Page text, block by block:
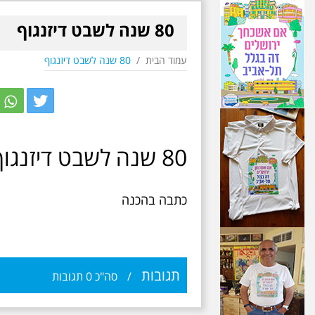
80 שנה לשבט דיזנגוף
עמוד הבית / 80 שנה לשבט דיזנגוף
80 שנה לשבט דיזנגוף / אילן שחורי
כתבה בהכנה
תגובות / סה"כ0 תגובות